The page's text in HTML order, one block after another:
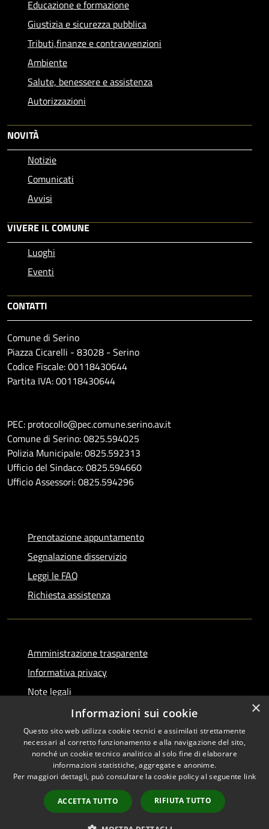
Educazione e formazione
Giustizia e sicurezza pubblica
Tributi,finanze e contravvenzioni
Ambiente
Salute, benessere e assistenza
Autorizzazioni
NOVITÀ
Notizie
Comunicati
Avvisi
VIVERE IL COMUNE
Luoghi
Eventi
CONTATTI
Comune di Serino
Piazza Cicarelli - 83028 - Serino
Codice Fiscale: 00118430644
Partita IVA: 00118430644
PEC: protocollo@pec.comune.serino.av.it
Comune di Serino: 0825.594025
Polizia Municipale: 0825.592313
Ufficio del Sindaco: 0825.594660
Ufficio Assessori: 0825.594296
Prenotazione appuntamento
Segnalazione disservizio
Leggi le FAQ
Richiesta assistenza
Amministrazione trasparente
Informativa privacy
Note legali
Dichiarazione di accessibilità
RSS
Accessibilità
Copyright © 2026 • Comune di
Serino • Powered by
Municipium•
Accesso
redazione
×
Informazioni sui cookie
Questo sito web utilizza cookie tecnici e assimilati strettamente
necessari al corretto funzionamento e alla navigazione del sito,
nonché un cookie tecnico analitico al solo fine di elaborare
informazioni statistiche, aggregate e anonime.
Per maggiori dettagli, può consultare la cookie policy al seguente link
ACCETTA TUTTO RIFIUTA TUTTO